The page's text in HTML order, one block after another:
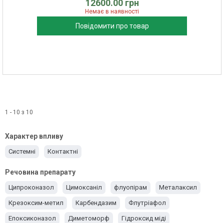
12600.00 грн
Немає в наявності
Повідомити про товар
1 - 10 з 10
Характер впливу
Системні Контактні
Речовина препарату
Ципроконазол Цимоксаніл флуопірам Металаксил
Крезоксим-метил Карбендазим Флутріафол
Епоксиконазол Диметоморф Гідроксид міді